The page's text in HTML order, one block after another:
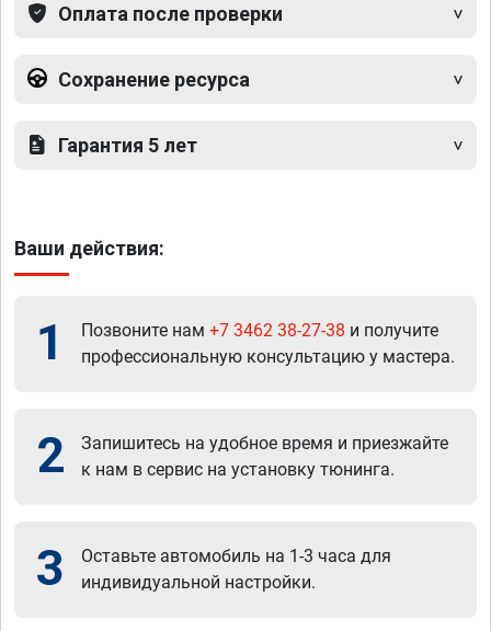
Оплата после проверки
Сохранение ресурса
Гарантия 5 лет
Ваши действия:
1 Позвоните нам +7 3462 38-27-38 и получите
профессиональную консультацию у мастера.
2
Запишитесь на удобное время и приезжайте
к нам в сервис на установку тюнинга.
3
Оставьте автомобиль на 1-3 часа для
индивидуальной настройки.